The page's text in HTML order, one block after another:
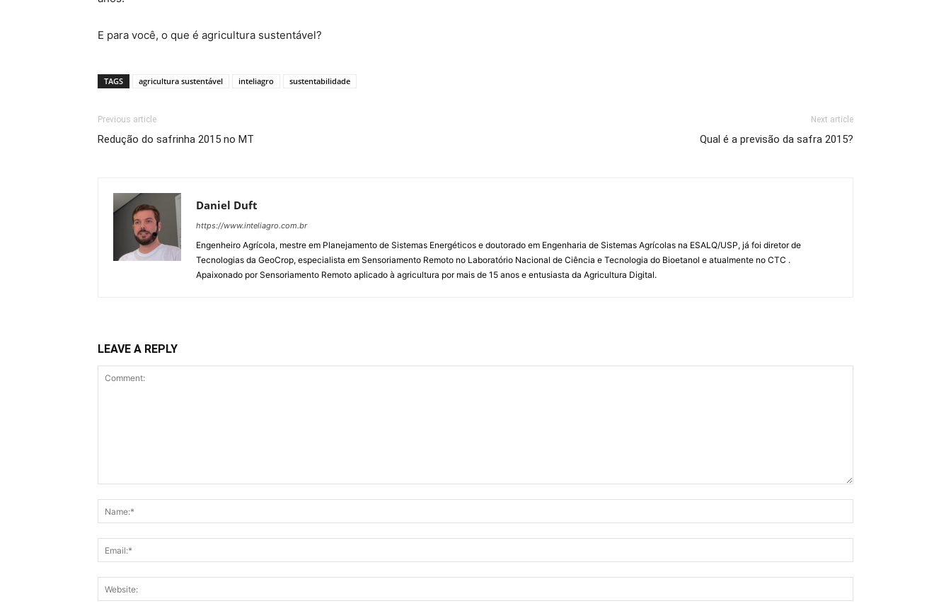
E para você, o que é agricultura sustentável?
TAGS agricultura sustentável inteliagro sustentabilidade
Previous article
Redução do safrinha 2015 no MT
Next article
Qual é a previsão da safra 2015?
Daniel Duft
https://www.inteliagro.com.br
Engenheiro Agrícola, mestre em Planejamento de Sistemas Energéticos e doutorado em Engenharia de Sistemas Agrícolas na ESALQ/USP, já foi diretor de
Tecnologias da GeoCrop, especialista em Sensoriamento Remoto no Laboratório Nacional de Ciência e Tecnologia do Bioetanol e atualmente no CTC .
Apaixonado por Sensoriamento Remoto aplicado à agricultura por mais de 15 anos e entusiasta da Agricultura Digital.
LEAVE A REPLY